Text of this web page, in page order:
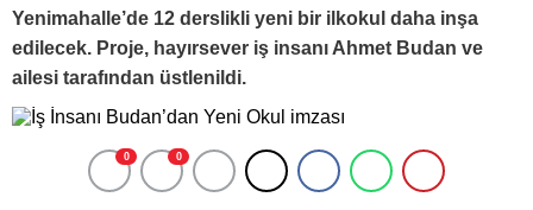
Yenimahalle’de 12 derslikli yeni bir ilkokul daha inşa
edilecek. Proje, hayırsever iş insanı Ahmet Budan ve
ailesi tarafından üstlenildi.
0 0